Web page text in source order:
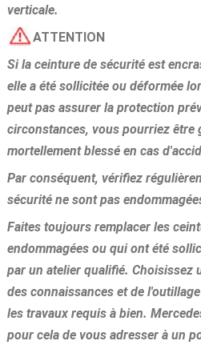
verticale.
ATTENTION
Si la ceinture de sécurité est
elle a été sollicitée ou déformée
peut pas assurer la protection
circonstances, vous pourriez être
mortellement blessé en cas
Par conséquent, vérifiez
sécurité ne sont pas
Faites toujours remplacer les
endommagées ou qui ont été
par un atelier qualifié. Choisissez
des connaissances et de
les travaux requis à bien.
pour cela de vous adresser à un